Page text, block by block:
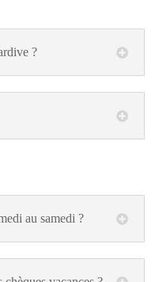
?
au samedi ?